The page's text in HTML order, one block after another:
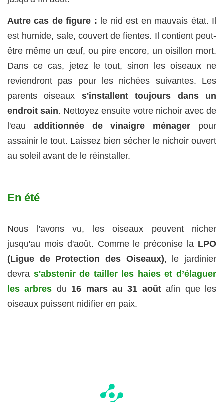
Autre cas de figure : le nid est en mauvais état. Il
est humide, sale, couvert de fientes. Il contient peut-
être même un œuf, ou pire encore, un oisillon mort.
Dans ce cas, jetez le tout, sinon les oiseaux ne
reviendront pas pour les nichées suivantes. Les
parents oiseaux s'installent toujours dans un
endroit sain. Nettoyez ensuite votre nichoir avec de
l'eau additionnée de vinaigre ménager pour
assainir le tout. Laissez bien sécher le nichoir ouvert
au soleil avant de le réinstaller.
En été
Nous l'avons vu, les oiseaux peuvent nicher
jusqu'au mois d'août. Comme le préconise la LPO
(Ligue de Protection des Oiseaux), le jardinier
devra s'abstenir de tailler les haies et d’élaguer
les arbres du 16 mars au 31 aoûtafin que les
oiseaux puissent nidifier en paix.